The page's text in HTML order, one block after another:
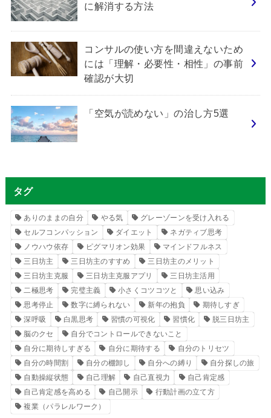
に解消する方法
コンサルの使い方を間違えないため
には「理解・必要性・相性」の事前
確認が大切
「空気が読めない」の治し方5選
タグ
ありのままの自分 やる気
グレーゾーンを受け入れる
セルフコンパッション
ダイエット
ネガティブ思考
ノウハウ依存
ピグマリオン効果
マインドフルネス
三日坊主
三日坊主のすすめ
三日坊主のメリット
三日坊主克服
三日坊主克服アプリ
三日坊主活用
二極思考
完璧主義 小さくコツコツと
思い込み
思考停止
数字に縛られない 新年の抱負
期待しすぎ
深呼吸
白黒思考 習慣の可視化 習慣化
脱三日坊主
脳のクセ
自分でコントロールできないこと
自分に期待しすぎる
自分に期待する
自分のトリセツ
自分の時間割
自分の棚卸し 自分への縛り
自分探しの旅
自動操縦状態
自己理解 自己直視力
自己肯定感
自己肯定感を高める
自己開示
行動計画の立て方
複業（パラレルワーク）